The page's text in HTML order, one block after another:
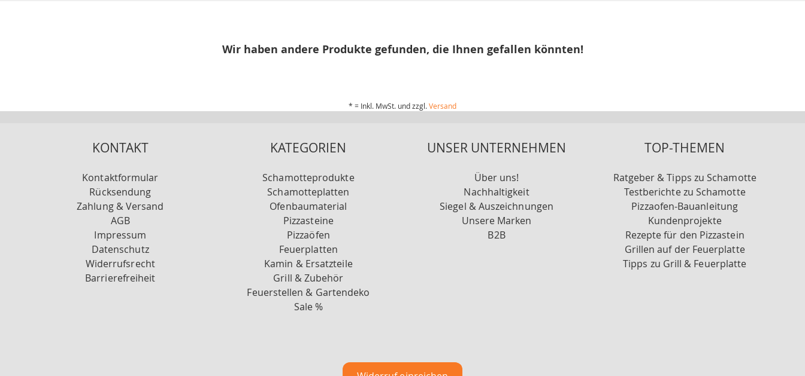
Wir haben andere Produkte gefunden, die Ihnen gefallen könnten!
* = Inkl. MwSt. und zzgl.Versand
KONTAKT
Kontaktformular
Rücksendung
Zahlung & Versand
AGB
Impressum
Datenschutz
Widerrufsrecht
Barrierefreiheit
KATEGORIEN
Schamotteprodukte
Schamotteplatten
Ofenbaumaterial
Pizzasteine
Pizzaöfen
Feuerplatten
Kamin & Ersatzteile
Grill & Zubehör
Feuerstellen & Gartendeko
Sale %
UNSER UNTERNEHMEN
Über uns!
Nachhaltigkeit
Siegel & Auszeichnungen
Unsere Marken
B2B
TOP-THEMEN
Ratgeber & Tipps zu Schamotte
Testberichte zu Schamotte
Pizzaofen-Bauanleitung
Kundenprojekte
Rezepte für den Pizzastein
Grillen auf der Feuerplatte
Tipps zu Grill & Feuerplatte